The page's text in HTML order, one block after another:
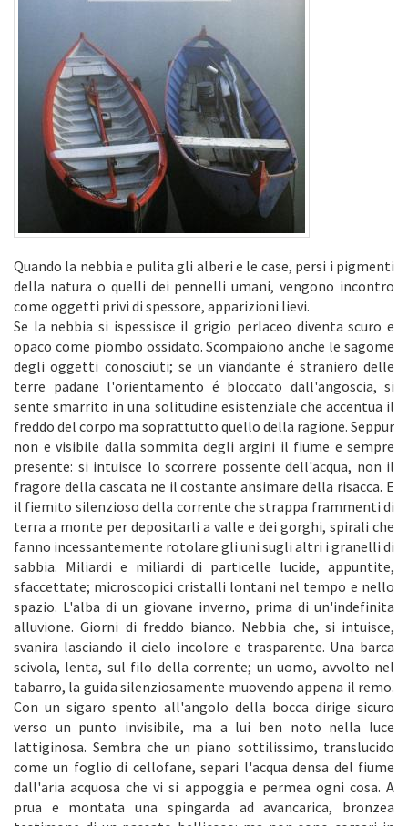
Quando la nebbia e pulita gli alberi e le case, persi i pigmenti
della natura o quelli dei pennelli umani, vengono incontro
come oggetti privi di spessore, apparizioni lievi.
Se la nebbia si ispessisce il grigio perlaceo diventa scuro e
opaco come piombo ossidato. Scompaiono anche le sagome
degli oggetti conosciuti; se un viandante é straniero delle
terre padane l'orientamento é bloccato dall'angoscia, si
sente smarrito in una solitudine esistenziale che accentua il
freddo del corpo ma soprattutto quello della ragione. Seppur
non e visibile dalla sommita degli argini il fiume e sempre
presente: si intuisce lo scorrere possente dell'acqua, non il
fragore della cascata ne il costante ansimare della risacca. E
il fiemito silenzioso della corrente che strappa frammenti di
terra a monte per depositarli a valle e dei gorghi, spirali che
fanno incessantemente rotolare gli uni sugli altri i granelli di
sabbia. Miliardi e miliardi di particelle lucide, appuntite,
sfaccettate; microscopici cristalli lontani nel tempo e nello
spazio. L'alba di un giovane inverno, prima di un'indefinita
alluvione. Giorni di freddo bianco. Nebbia che, si intuisce,
svanira lasciando il cielo incolore e trasparente. Una barca
scivola, lenta, sul filo della corrente; un uomo, avvolto nel
tabarro, la guida silenziosamente muovendo appena il remo.
Con un sigaro spento all'angolo della bocca dirige sicuro
verso un punto invisibile, ma a lui ben noto nella luce
lattiginosa. Sembra che un piano sottilissimo, translucido
come un foglio di cellofane, separi l'acqua densa del fiume
dall'aria acquosa che vi si appoggia e permea ogni cosa. A
prua e montata una spingarda ad avancarica, bronzea